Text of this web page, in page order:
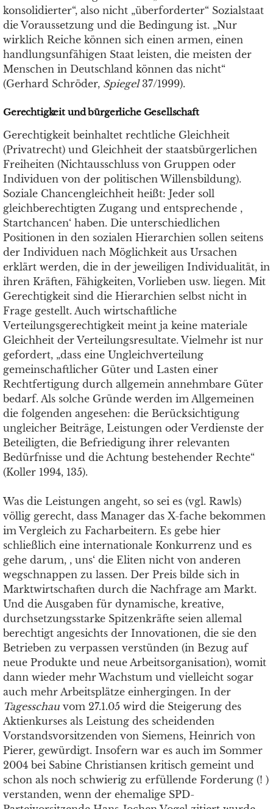
konsolidierter“, also nicht „überforderter“ Sozialstaat
die Voraussetzung und die Bedingung ist. „Nur
wirklich Reiche können sich einen armen, einen
handlungsunfähigen Staat leisten, die meisten der
Menschen in Deutschland können das nicht“
(Gerhard Schröder, Spiegel37/1999).
Gerechtigkeit und bürgerliche Gesellschaft
Gerechtigkeit beinhaltet rechtliche Gleichheit
(Privatrecht) und Gleichheit der staatsbürgerlichen
Freiheiten (Nichtausschluss von Gruppen oder
Individuen von der politischen Willensbildung).
Soziale Chancengleichheit heißt: Jeder soll
gleichberechtigten Zugang und entsprechende ,
Startchancen‘ haben. Die unterschiedlichen
Positionen in den sozialen Hierarchien sollen seitens
der Individuen nach Möglichkeit aus Ursachen
erklärt werden, die in der jeweiligen Individualität, in
ihren Kräften, Fähigkeiten, Vorlieben usw. liegen. Mit
Gerechtigkeit sind die Hierarchien selbst nicht in
Frage gestellt. Auch wirtschaftliche
Verteilungsgerechtigkeit meint ja keine materiale
Gleichheit der Verteilungsresultate. Vielmehr ist nur
gefordert, „dass eine Ungleichverteilung
gemeinschaftlicher Güter und Lasten einer
Rechtfertigung durch allgemein annehmbare Güter
bedarf. Als solche Gründe werden im Allgemeinen
die folgenden angesehen: die Berücksichtigung
ungleicher Beiträge, Leistungen oder Verdienste der
Beteiligten, die Befriedigung ihrer relevanten
Bedürfnisse und die Achtung bestehender Rechte“
(Koller 1994, 135).
Was die Leistungen angeht, so sei es (vgl. Rawls)
völlig gerecht, dass Manager das X-fache bekommen
im Vergleich zu Facharbeitern. Es gebe hier
schließlich eine internationale Konkurrenz und es
gehe darum, , uns‘ die Eliten nicht von anderen
wegschnappen zu lassen. Der Preis bilde sich in
Marktwirtschaften durch die Nachfrage am Markt.
Und die Ausgaben für dynamische, kreative,
durchsetzungsstarke Spitzenkräfte seien allemal
berechtigt angesichts der Innovationen, die sie den
Betrieben zu verpassen verstünden (in Bezug auf
neue Produkte und neue Arbeitsorganisation), womit
dann wieder mehr Wachstum und vielleicht sogar
auch mehr Arbeitsplätze einhergingen. In der
Tagesschau vom 27.1.05 wird die Steigerung des
Aktienkurses als Leistung des scheidenden
Vorstandsvorsitzenden von Siemens, Heinrich von
Pierer, gewürdigt. Insofern war es auch im Sommer
2004 bei Sabine Christiansen kritisch gemeint und
schon als noch schwierig zu erfüllende Forderung (! )
verstanden, wenn der ehemalige SPD-